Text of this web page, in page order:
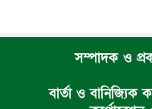
সম্পাদক ও
বার্তা ও বানিজ্যিক